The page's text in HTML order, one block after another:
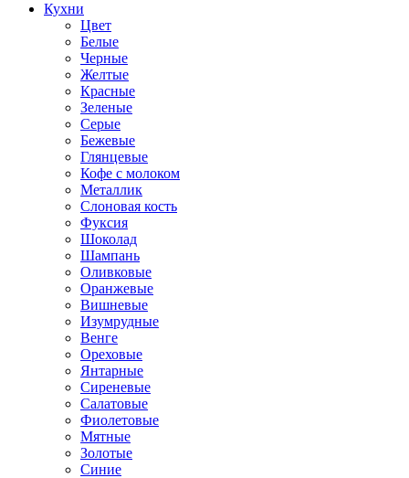
Кухни
Цвет
Белые
Черные
Желтые
Красные
Зеленые
Серые
Бежевые
Глянцевые
Кофе с молоком
Металлик
Слоновая кость
Фуксия
Шоколад
Шампань
Оливковые
Оранжевые
Вишневые
Изумрудные
Венге
Ореховые
Янтарные
Сиреневые
Салатовые
Фиолетовые
Мятные
Золотые
Синие